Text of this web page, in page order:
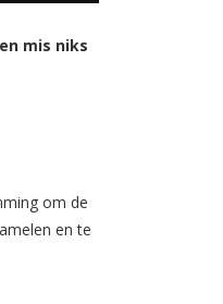
mis niks
om de
en te